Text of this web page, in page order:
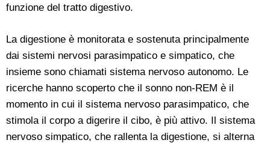
funzione del tratto digestivo.
La digestione è monitorata e sostenuta principalmente
dai sistemi nervosi parasimpatico e simpatico, che
insieme sono chiamati sistema nervoso autonomo. Le
ricerche hanno scoperto che il sonno non-REM è il
momento in cui il sistema nervoso parasimpatico, che
stimola il corpo a digerire il cibo, è più attivo. Il sistema
nervoso simpatico, che rallenta la digestione, si alterna